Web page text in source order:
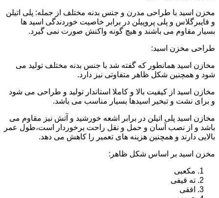
مخزن اسید با طراحی مدرن و جنس بدنه مختلف از جمله: پلی اتیلن
و فایبرگلاس و پلی پروپیلن در برابر خاصیت خوردندگی اسید ها
بسیار مقاوم می باشند و هیچ گونه واکنش صورت نمی گیرد.
طراحی مخزن اسید:
مخازن اسید همانطور که گفته شد با جنس بدنه مختلف تولید می
شود و همچنین شکل ظاهر متفاوتی نیز دارد.
مخازن اسید از کیفیت بالا و کاملا استاندار تولید و طراحی می شود
و برای نشت و تبخیر اسیدها بسیار مناسب می باشد.
مخازن اسید پلی اتیلن در برابر اشعه خورشید و آتش نیز مقاوم می
باشد و از نصب آسان و حمل و نقل راحت برخوردار است،طول عمر
بالایی دارند و همچنین هزینه های تعمیر را کاهش می دهد.
مخزن اسید بر اساس شکل ظاهر:
مکعبی
ته قیفی
افقی